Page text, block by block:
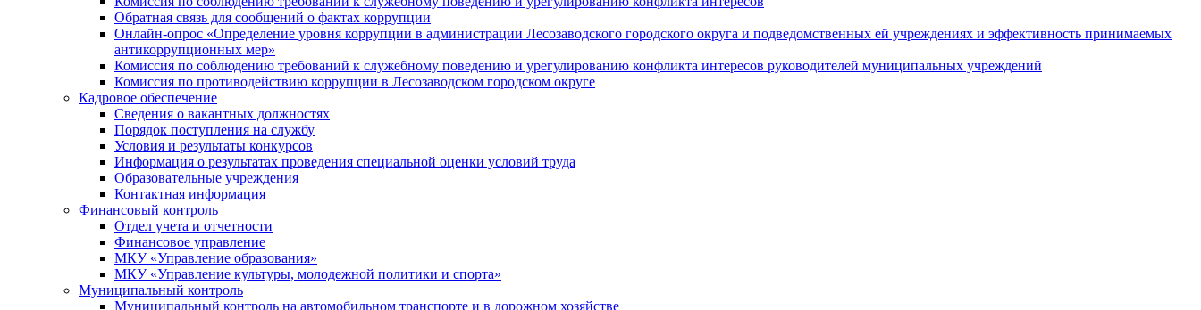
Обратная связь для сообщений о фактах коррупции
Онлайн-опрос «Определение уровня коррупции в администрации Лесозаводского городского округа и подведомственных ей учреждениях и эффективность принимаемых
антикоррупционных мер»
Комиссия по соблюдению требований к служебному поведению и урегулированию конфликта интересов руководителей муниципальных учреждений
Комиссия по противодействию коррупции в Лесозаводском городском округе
Кадровое обеспечение
Сведения о вакантных должностях
Порядок поступления на службу
Условия и результаты конкурсов
Информация о результатах проведения специальной оценки условий труда
Образовательные учреждения
Контактная информация
Финансовый контроль
Отдел учета и отчетности
Финансовое управление
МКУ «Управление образования»
МКУ «Управление культуры, молодежной политики и спорта»
Муниципальный контроль
Муниципальный контроль на автомобильном транспорте и в дорожном хозяйстве